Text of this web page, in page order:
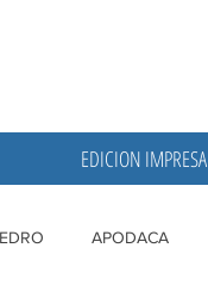
EDICION IMPRESA
APODACA